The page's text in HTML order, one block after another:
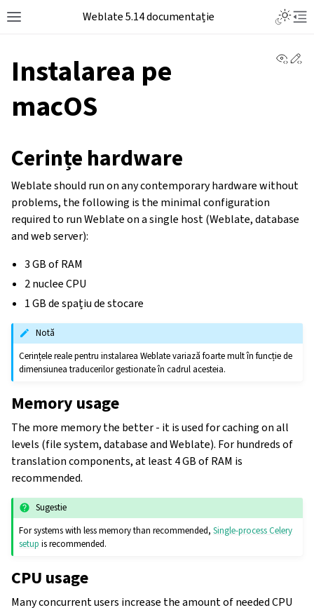
Weblate 5.14 documentație
Instalarea pe
macOS
Cerințe hardware
Weblate should run on any contemporary hardware without
problems, the following is the minimal configuration
required to run Weblate on a single host (Weblate, database
and web server):
3 GB of RAM
2 nuclee CPU
1 GB de spațiu de stocare
Notă
Cerințele reale pentru instalarea Weblate variază foarte mult în funcție de
dimensiunea traducerilor gestionate în cadrul acesteia.
Memory usage
The more memory the better - it is used for caching on all
levels (file system, database and Weblate). For hundreds of
translation components, at least 4 GB of RAM is
recommended.
Sugestie
For systems with less memory than recommended,Single-process Celery
setup is recommended.
CPU usage
Many concurrent users increase the amount of needed CPU